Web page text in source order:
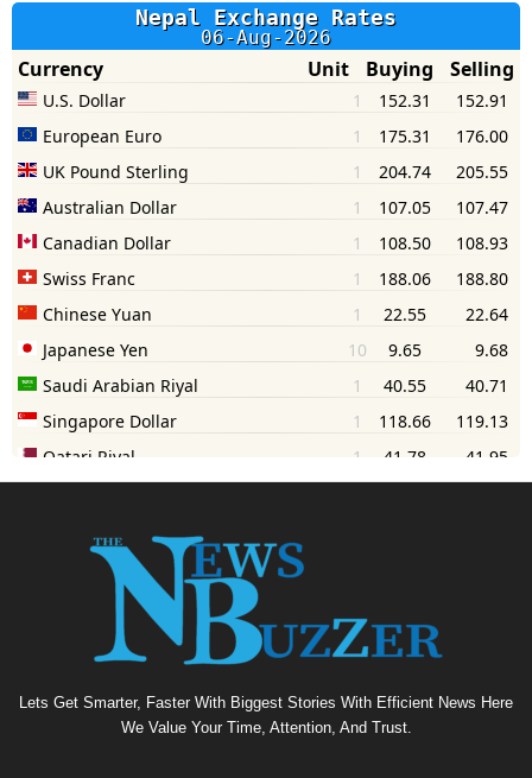
Lets Get Smarter, Faster With Biggest Stories With Efficient News Here
We Value Your Time, Attention, And Trust.